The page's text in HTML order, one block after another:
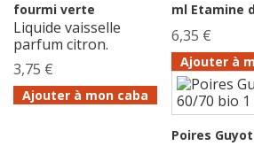
fourmi verte
Liquide vaisselle
parfum citron.
3,75 €
Ajouter à mon caba
ml Etamine
6,35 €
Ajouter à
Poires